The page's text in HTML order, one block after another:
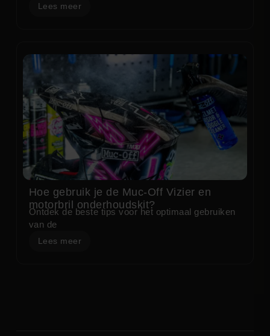
Lees meer
Hoe gebruik je de Muc-Off Vizier en
motorbril onderhoudskit?
Ontdek de beste tips voor het optimaal gebruiken
van de
Lees meer